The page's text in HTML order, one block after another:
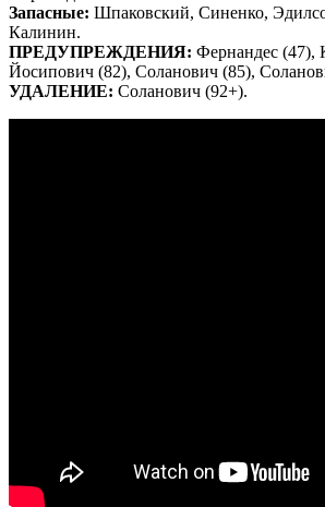
Запасные: Шпаковский, Синенко,
Калинин.
ПРЕДУПРЕЖДЕНИЯ: Фернандес (47),
Йосипович (82), Соланович (85),
УДАЛЕНИЕ: Соланович (92+).